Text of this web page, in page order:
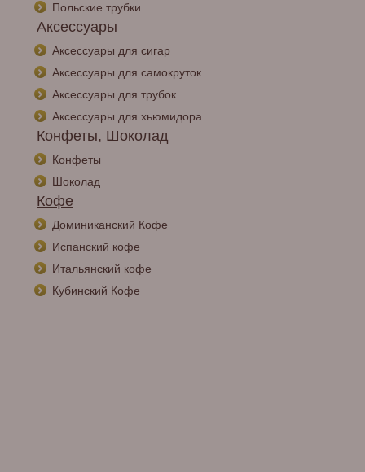
Польские трубки
Аксессуары
Аксессуары для сигар
Аксессуары для самокруток
Аксессуары для трубок
Аксессуары для хьюмидора
Конфеты, Шоколад
Конфеты
Шоколад
Кофе
Доминиканский Кофе
Испанский кофе
Итальянский кофе
Кубинский Кофе